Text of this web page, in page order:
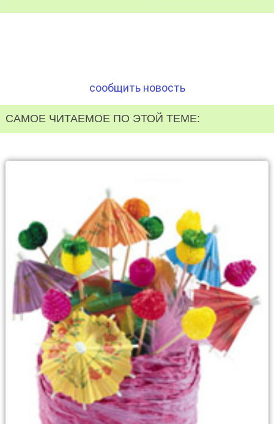
сообщить новость
САМОЕ ЧИТАЕМОЕ ПО ЭТОЙ ТЕМЕ: